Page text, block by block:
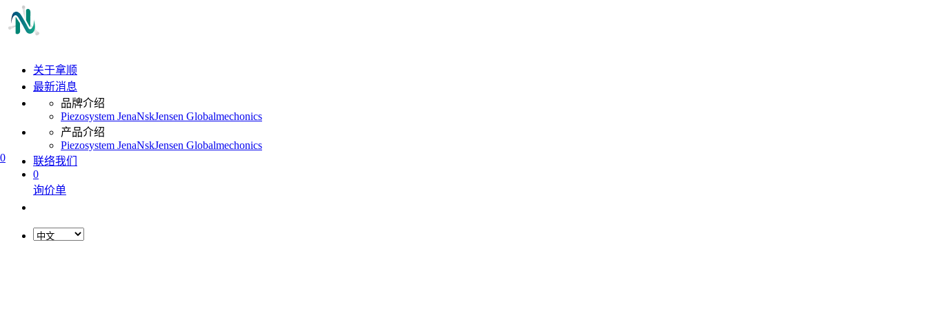
0
关于拿顺
最新消息
品牌介绍
Piezosystem JenaNskJensen Globalmechonics
产品介绍
Piezosystem JenaNskJensen Globalmechonics
联络我们
0
询价单